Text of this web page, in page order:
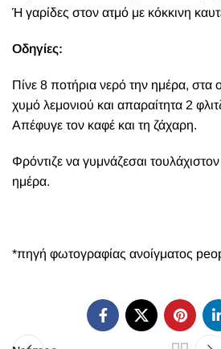
Ή γαρίδες στον ατμό με κόκκινη
Οδηγίες:
Πίνε 8 ποτήρια νερό την ημέρα, στα
χυμό λεμονιού και απαραίτητα 2
Απέφυγε τον καφέ και τη ζάχαρη.
Φρόντιζε να γυμνάζεσαι
ημέρα.
*πηγή φωτογραφίας ανοίγματος